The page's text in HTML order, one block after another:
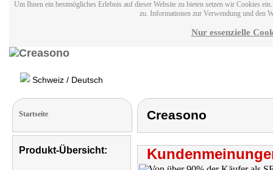
Um Ihnen ein bestmögliches Erlebnis auf dieser Website zu bieten setzen wir Cookies
zu. Informationen zur Verwendung und den
Nur essenzielle
Schweiz / Deutsch
Startseite
Produkt-Übersicht:
Creasono